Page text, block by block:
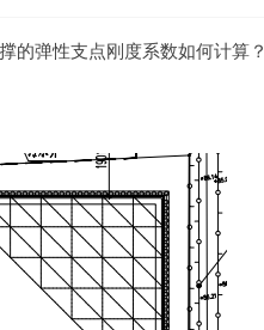
的弹性支点刚度系数如何计算？